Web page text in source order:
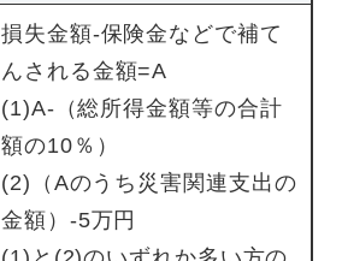
損失金額-保険金などで補て
んされる金額=A
(1)A-（総所得金額等の合計
額の10％）
(2)（Aのうち災害関連支出の
金額）-5万円